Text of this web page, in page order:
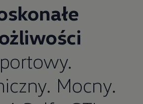
Mocny.